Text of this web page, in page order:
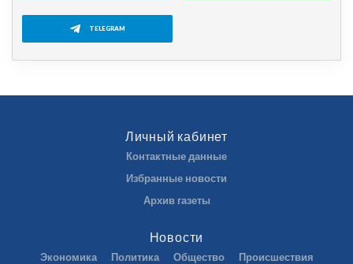
TELEGRAM
Личный кабинет
Контактные данные
Избранные новости
Архив газеты
Новости
Экономика Политика Общество
Происшествия